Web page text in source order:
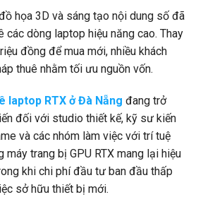
họa 3D và sáng tạo nội dung số đã
các dòng laptop hiệu năng cao. Thay
đồng để mua mới, nhiều khách
thuê nhằm tối ưu nguồn vốn.
laptop RTX ở Đà Nẵng đang trở
đối với studio thiết kế, kỹ sư kiến
và các nhóm làm việc với trí tuệ
máy trang bị GPU RTX mang lại hiệu
khi chi phí đầu tư ban đầu thấp
sở hữu thiết bị mới.